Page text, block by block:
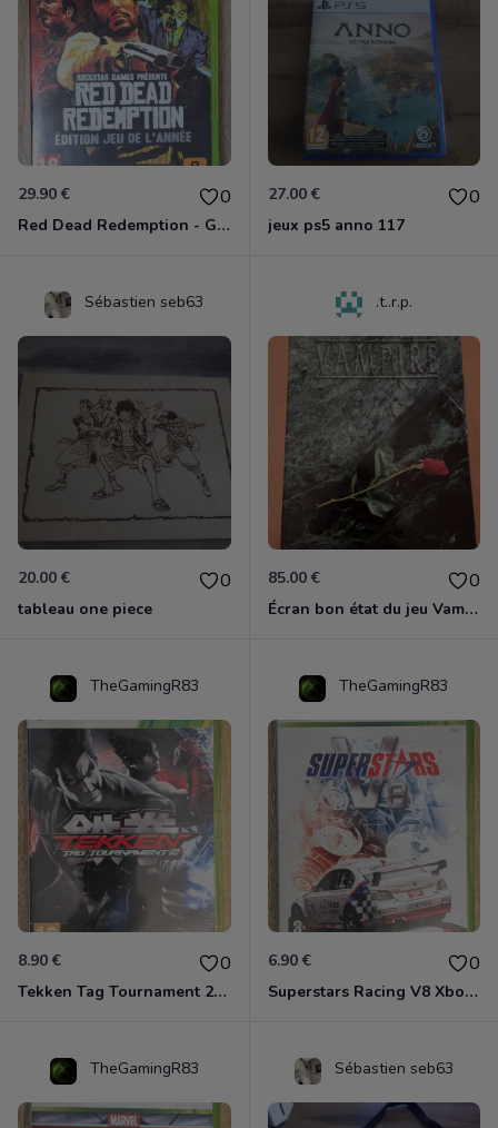
29.90 € 0
Red Dead Redemption - Game Of The Year Xbox 360
27.00 € 0
jeux ps5 anno 117
Sébastien seb63
20.00 € 0
tableau one piece
.t..r.p.
85.00 € 0
Écran bon état du jeu Vampire et livre de règles « la mascarade » état d’usage
TheGamingR83
8.90 € 0
Tekken Tag Tournament 2 Xbox 360
TheGamingR83
6.90 € 0
Superstars Racing V8 Xbox 360
TheGamingR83 Sébastien seb63